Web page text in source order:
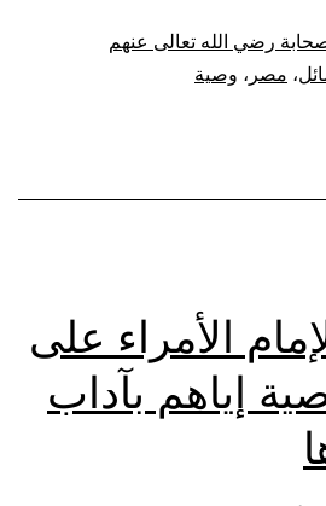
رضي الله تعالى عنهم
، مصر ، وصية
الأمراء على
إياهم بآداب